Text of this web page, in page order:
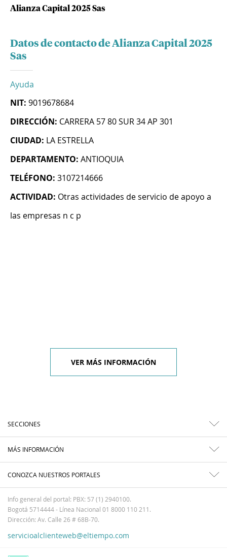
Alianza Capital 2025 Sas
Datos de contacto de Alianza Capital 2025
Sas
Ayuda
NIT: 9019678684
DIRECCIÓN: CARRERA 57 80 SUR 34 AP 301
CIUDAD: LA ESTRELLA
DEPARTAMENTO: ANTIOQUIA
TELÉFONO: 3107214666
ACTIVIDAD: Otras actividades de servicio de apoyo a
las empresas n c p
VER MÁS INFORMACIÓN
SECCIONES
MÁS INFORMACIÓN
CONOZCA NUESTROS PORTALES
Info general del portal: PBX: 57 (1) 2940100.
Bogotá 5714444 - Línea Nacional 01 8000 110 211.
Dirección: Av. Calle 26 # 68B-70.
servicioalclienteweb@eltiempo.com